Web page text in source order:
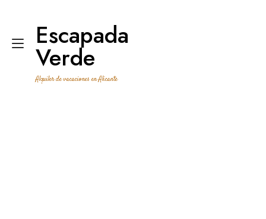
Escapada
Verde
Alquiler de vacaciones en Alicante
Alternar
navegación